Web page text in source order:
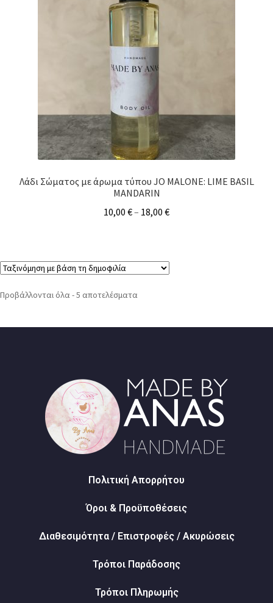
Λάδι Σώματος με άρωμα τύπου JO MALONE: LIME BASIL
MANDARIN
10,00 €– 18,00 €
Προβάλλονται όλα - 5 αποτελέσματα
Πολιτική Απορρήτου
Όροι & Προϋποθέσεις
Διαθεσιμότητα / Επιστροφές / Ακυρώσεις
Τρόποι Παράδοσης
Τρόποι Πληρωμής